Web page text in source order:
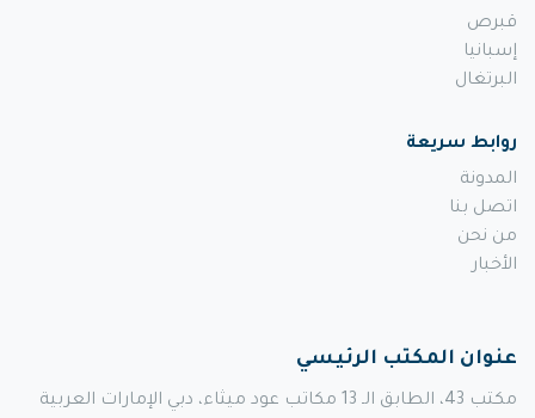
قبرص
إسبانيا
البرتغال
روابط سريعة
المدونة
اتصل بنا
من نحن
الأخبار
عنوان المكتب الرئيسي
مكتب 43، الطابق الـ 13 مكاتب عود ميثاء، دبي الإمارات العربية